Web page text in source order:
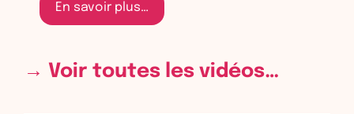
En savoir plus…
→ Voir toutes les vidéos…